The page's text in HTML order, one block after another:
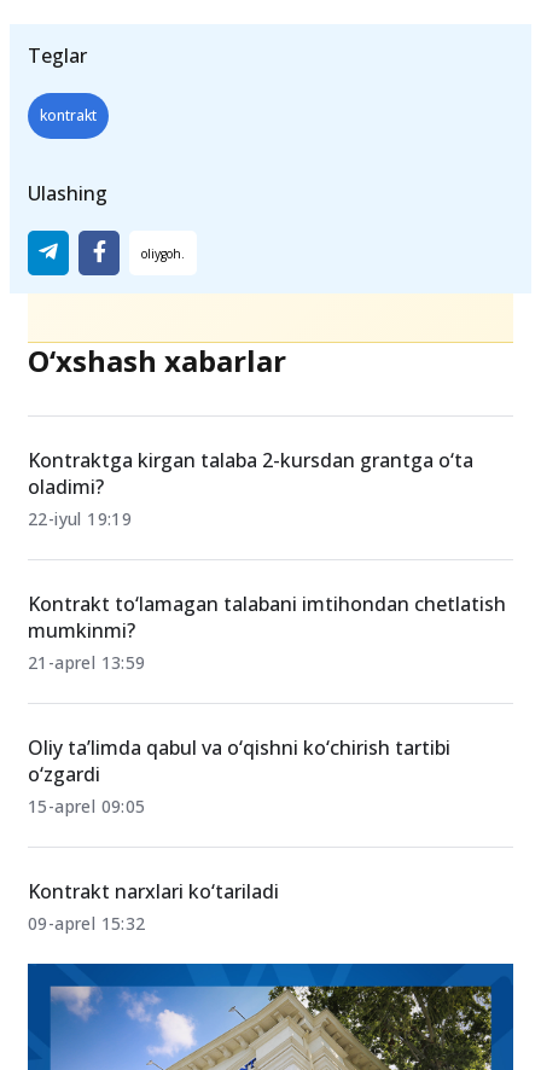
Teglar
kontrakt
Ulashing
O‘xshash xabarlar
Kontraktga kirgan talaba 2-kursdan grantga o‘ta
oladimi?
22-iyul 19:19
Kontrakt to‘lamagan talabani imtihondan chetlatish
mumkinmi?
21-aprel 13:59
Oliy ta’limda qabul va o‘qishni ko‘chirish tartibi
o‘zgardi
15-aprel 09:05
Kontrakt narxlari ko‘tariladi
09-aprel 15:32